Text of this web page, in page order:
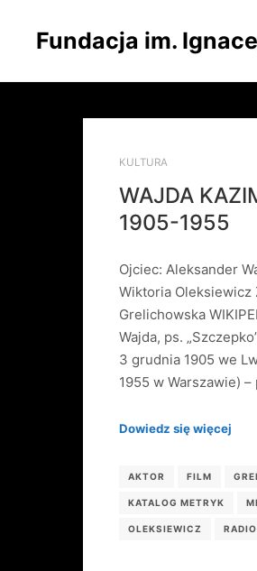
Fundacja im.
KULTURA
WAJDA
1905-1955
Ojciec: Aleksander
Wiktoria Oleksiewicz
Grelichowska
Wajda, ps.
3 grudnia 1905 we
1955 w Warszawie)
Dowiedz się więcej
AKTOR FILM
KATALOG METRYK
OLEKSIEWICZ RADIO